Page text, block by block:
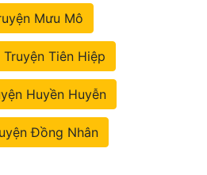
Mưu Mô
Truyện Tiên Hiệp
Huyền Huyễn
Đồng Nhân